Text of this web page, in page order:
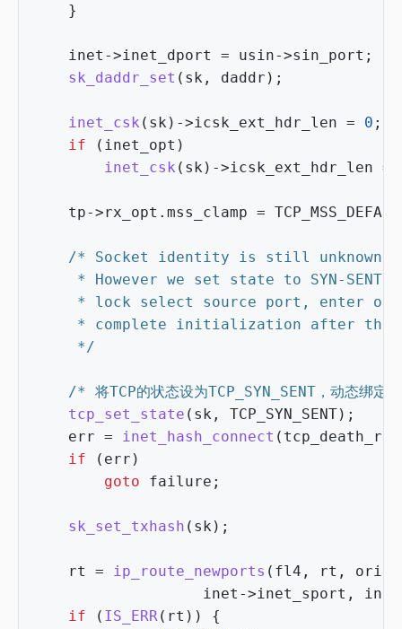
}
inet ->inet_dport = usin->sin_port ;
sk_daddr_set ( sk , daddr );
inet_csk ( sk ) ->icsk_ext_hdr_len = 0 ;
if
( inet_opt )
inet_csk ( sk ) ->icsk_ext_hdr_len =
tp->rx_opt . mss_clamp =
	 */
/* 将TCP的状态设为TCP_SYN_SENT，动态绑定
tcp_set_state ( sk , TCP_SYN_SENT);
err = inet_hash_connect ( tcp_death_row
if
( err )
goto
failure ;
sk_set_txhash ( sk );
rt = ip_route_newports ( fl4 , rt ,
inet ->inet_sport , inet
if
( IS_ERR ( rt ))
{